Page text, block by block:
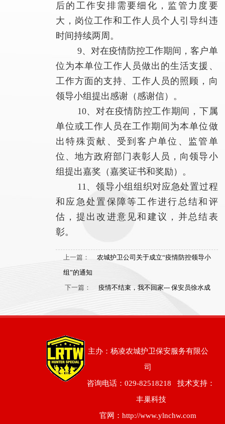
后的工作安排需要细化，监管力度要
大，岗位工作和工作人员个人引导纠违
时间持续两周。
9、对在疫情防控工作期间，客户单
位为本单位工作人员做出的生活支援、
工作方面的支持、工作人员的照顾，向
领导小组提出感谢（感谢信）。
10、对在疫情防控工作期间，下属
单位或工作人员在工作期间为本单位做
出特殊贡献、受到客户单位、监管单
位、地方政府部门表彰人员，向领导小
组提出嘉奖（嘉奖证书和奖励）。
11、领导小组组织对应急处置过程
和应急处置保障等工作进行总结和评
估，提出改进意见和建议，并总结表
彰。
上一篇：
农城护卫公司关于成立“疫情防控领导小
组”的通知
下一篇：
疫情不结束，我不回家--- 保安员徐水成
主办：杨凌农城护卫保安服务有限公
司
咨询电话：029-82518218
技术支持：
丰巢科技
官网：http://www.ylnchw.com